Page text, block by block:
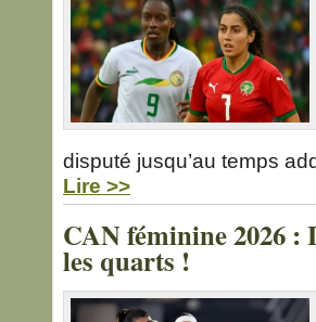
disputé jusqu’au temps
Lire >>
CAN féminine 2026 :
les quarts !